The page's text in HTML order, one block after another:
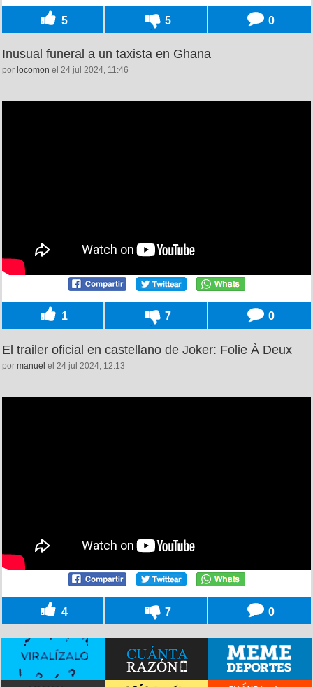
5 5 0
Inusual funeral a un taxista en Ghana
por locomon el 24 jul 2024, 11:46
1 7 0
El trailer oficial en castellano de Joker: Folie À Deux
por manuel el 24 jul 2024, 12:13
4 7 0